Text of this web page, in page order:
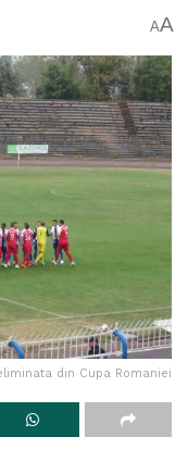
AA
din Cupa Romaniei